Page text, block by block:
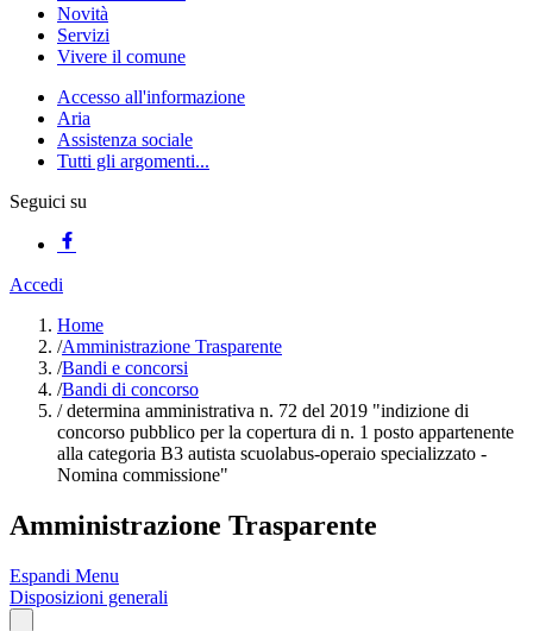
Novità
Servizi
Vivere il comune
Accesso all'informazione
Aria
Assistenza sociale
Tutti gli argomenti...
Seguici su
Accedi
Home
/Amministrazione Trasparente
/Bandi e concorsi
/Bandi di concorso
/determina amministrativa n. 72 del 2019 "indizione di
concorso pubblico per la copertura di n. 1 posto appartenente
alla categoria B3 autista scuolabus-operaio specializzato -
Nomina commissione"
Amministrazione Trasparente
Espandi Menu
Disposizioni generali